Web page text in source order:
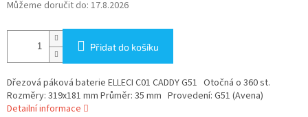
Můžeme doručit do: 17.8.2026
Přidat do košíku
Dřezová páková baterie ELLECI C01 CADDY G51 Otočná o 360 st.
Rozměry: 319x181 mm Průměr: 35 mm Provedení: G51 (Avena)
Detailní informace